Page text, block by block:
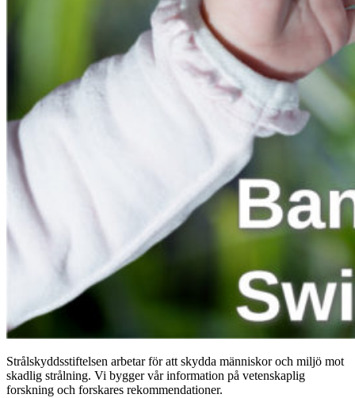
Strålskyddsstiftelsen arbetar för att skydda människor och miljö mot
skadlig strålning. Vi bygger vår information på vetenskaplig
forskning och forskares rekommendationer.